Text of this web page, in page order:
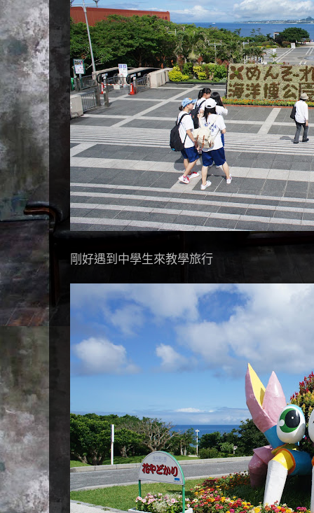
剛好遇到中學生來教學旅行